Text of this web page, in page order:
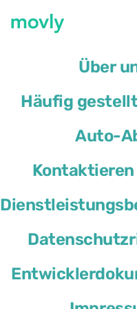
Über
Häufig
Auto-
Kontaktieren
Rückgabe an
Das Wohnsitzland des